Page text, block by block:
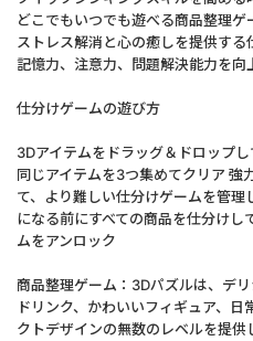
どこでもいつでも遊べる商品整理ゲ
ストレス解消と心の癒しを提供する
記憶力、注意力、問題解決能力を向
仕分けゲームの遊び方
3Dアイテムをドラッグ＆ドロップ
同じアイテムを3つ集めてクリア 強
て、より難しい仕分けゲームを管
になる前にすべての商品を仕分け
ムをアンロック
商品整理ゲーム：3Dパズルは、デ
ドリンク、かわいいフィギュア、
クトデザインの無数のレベルを提供